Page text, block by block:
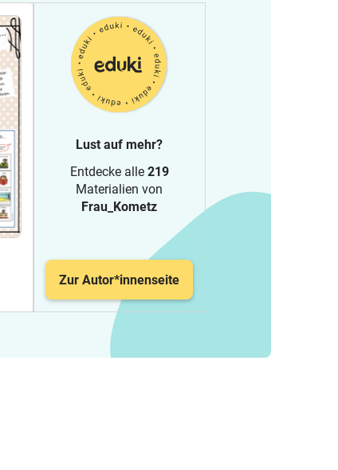
Lust auf mehr?
Entdecke alle 219
Materialien von
Frau_Kometz
Zur Autor*innenseite